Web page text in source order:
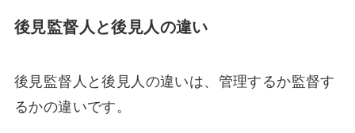
後見監督人と後見人の違い
後見監督人と後見人の違いは、管理するか監督す
るかの違いです。